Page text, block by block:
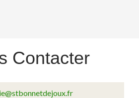
Contacter